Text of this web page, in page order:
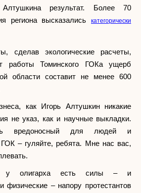
результат. Более 70
региона высказались
категорически
сделав экологические расчеты,
работы Томинского ГОКа ущерб
области составит не менее 600
как Игорь Алтушкин никакие
не указ, как и научные выкладки.
вредоносный для людей и
– гуляйте, ребята. Мне нас вас,
у олигарха есть силы – и
физические – напору протестантов